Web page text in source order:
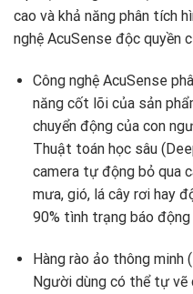
cao và khả năng phân tích
nghệ AcuSense độc quyền
Công nghệ AcuSense
năng cốt lõi của sản
chuyển động của con
Thuật toán học sâu
camera tự động bỏ qua
mưa,gió,lá cây rơi hay
90% tình trạng báo động
Hàng rào ảo thông
Người dùng có thể tự vẽ